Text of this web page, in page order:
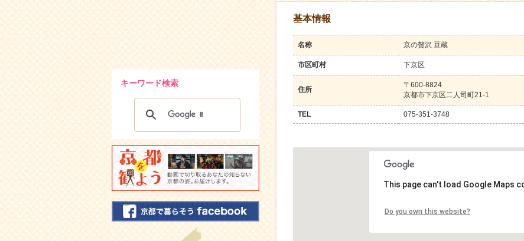
基本情報
名称 京の贅沢 豆蔵
市区町村 下京区
住所
〒600-8824
京都市下京区二人司町21-1
TEL 075-351-3748
This page can't load Google Maps
Do you own this website?
キーワード検索